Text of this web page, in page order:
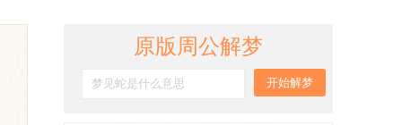
原版周公解梦